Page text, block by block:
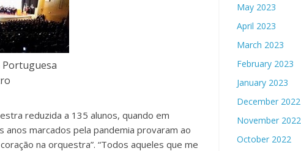
Portuguesa
reduzida a 135 alunos, quando em
marcados pela pandemia provaram ao
na orquestra”. “Todos aqueles que me
May 2023
April 2023
March 2023
February 2023
January 2023
December 2022
November 2022
October 2022